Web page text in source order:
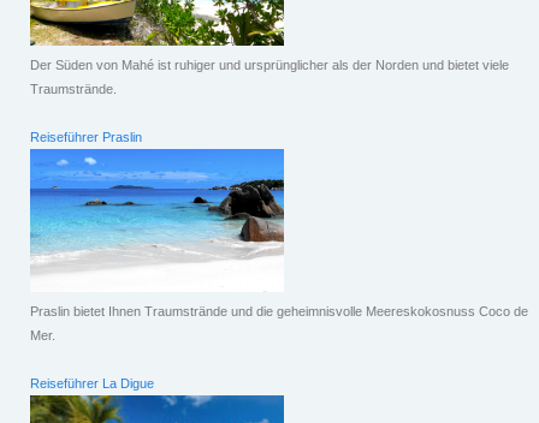
Der Süden von Mahé ist ruhiger und ursprünglicher als der Norden und bietet viele
Traumstrände.
Reiseführer Praslin
Praslin bietet Ihnen Traumstrände und die geheimnisvolle Meereskokosnuss Coco de
Mer.
Reiseführer La Digue